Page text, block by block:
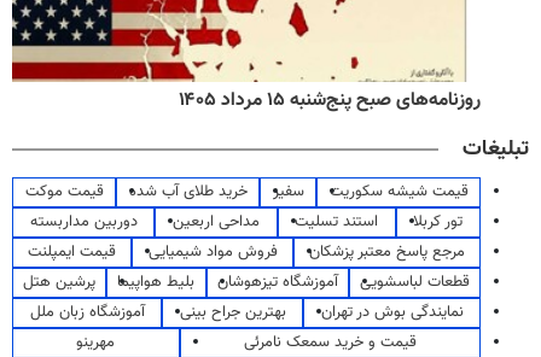
روزنامه‌های صبح پنج‌شنبه ۱۵ مرداد ۱۴۰۵
تبلیغات
قیمت شیشه سکوریت سفیر خرید طلای آب شده
قیمت موکت
تور کربلا
استند تسلیت مداحی اربعین
دوربین مداربسته
مرجع پاسخ معتبر پزشکان
فروش مواد شیمیایی
قیمت ایمپلنت
قطعات لباسشویی
آموزشگاه تیزهوشان بلیط هواپیما
پرشین هتل
نمایندگی بوش در تهران
بهترین جراح بینی
آموزشگاه زبان ملل
قیمت و خرید سمعک نامرئی
مهرینو